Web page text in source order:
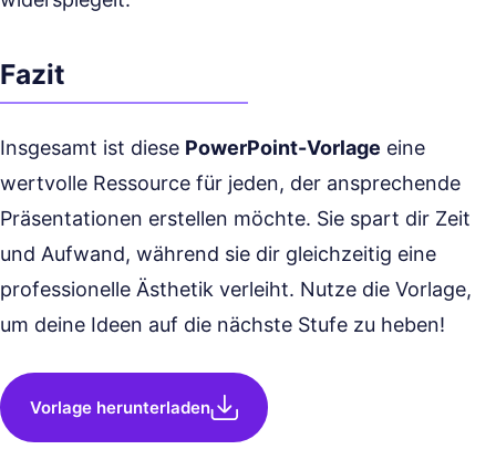
Fazit
Insgesamt ist diese PowerPoint-Vorlage eine
wertvolle Ressource für jeden, der ansprechende
Präsentationen erstellen möchte. Sie spart dir Zeit
und Aufwand, während sie dir gleichzeitig eine
professionelle Ästhetik verleiht. Nutze die Vorlage,
um deine Ideen auf die nächste Stufe zu heben!
Vorlage herunterladen